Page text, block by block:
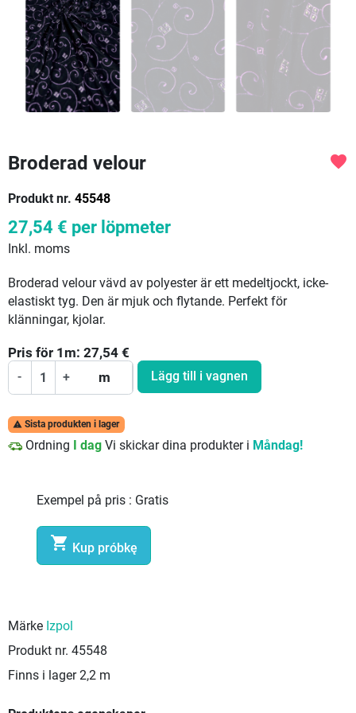
Broderad velour
Produkt nr. 45548
favorite
27,54 € per löpmeter
Inkl. moms
Broderad velour vävd av polyester är ett medeltjockt, icke-
elastiskt tyg. Den är mjuk och flytande. Perfekt för
klänningar, kjolar.
Pris för 1 m: 27,54 €
- + m Lägg till i vagnen
 Sista produkten i lager
Ordning I dag Vi skickar dina produkter i Måndag!
Exempel på pris : Gratis
 Kup próbkę
Märke Izpol
Produkt nr. 45548
Finns i lager 2,2 m